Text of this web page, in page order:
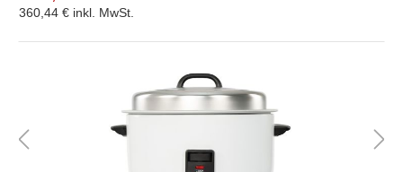
360,44 € inkl. MwSt.